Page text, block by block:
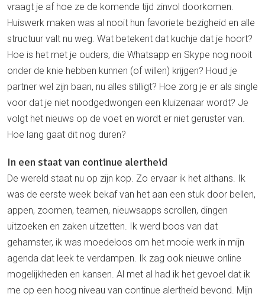
vraagt je af hoe ze de komende tijd zinvol doorkomen.
Huiswerk maken was al nooit hun favoriete bezigheid en alle
structuur valt nu weg. Wat betekent dat kuchje dat je hoort?
Hoe is het met je ouders, die Whatsapp en Skype nog nooit
onder de knie hebben kunnen (of willen) krijgen? Houd je
partner wel zijn baan, nu alles stilligt? Hoe zorg je er als single
voor dat je niet noodgedwongen een kluizenaar wordt? Je
volgt het nieuws op de voet en wordt er niet geruster van.
Hoe lang gaat dit nog duren?
In een staat van continue alertheid
De wereld staat nu op zijn kop. Zo ervaar ik het althans. Ik
was de eerste week bekaf van het aan een stuk door bellen,
appen, zoomen, teamen, nieuwsapps scrollen, dingen
uitzoeken en zaken uitzetten. Ik werd boos van dat
gehamster, ik was moedeloos om het mooie werk in mijn
agenda dat leek te verdampen. Ik zag ook nieuwe online
mogelijkheden en kansen. Al met al had ik het gevoel dat ik
me op een hoog niveau van continue alertheid bevond. Mijn